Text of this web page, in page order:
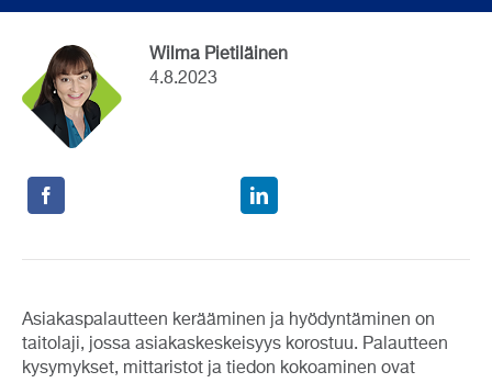
Wilma Pietiläinen
4.8.2023
Asiakaspalautteen kerääminen ja hyödyntäminen on
taitolaji, jossa asiakaskeskeisyys korostuu. Palautteen
kysymykset, mittaristot ja tiedon kokoaminen ovat